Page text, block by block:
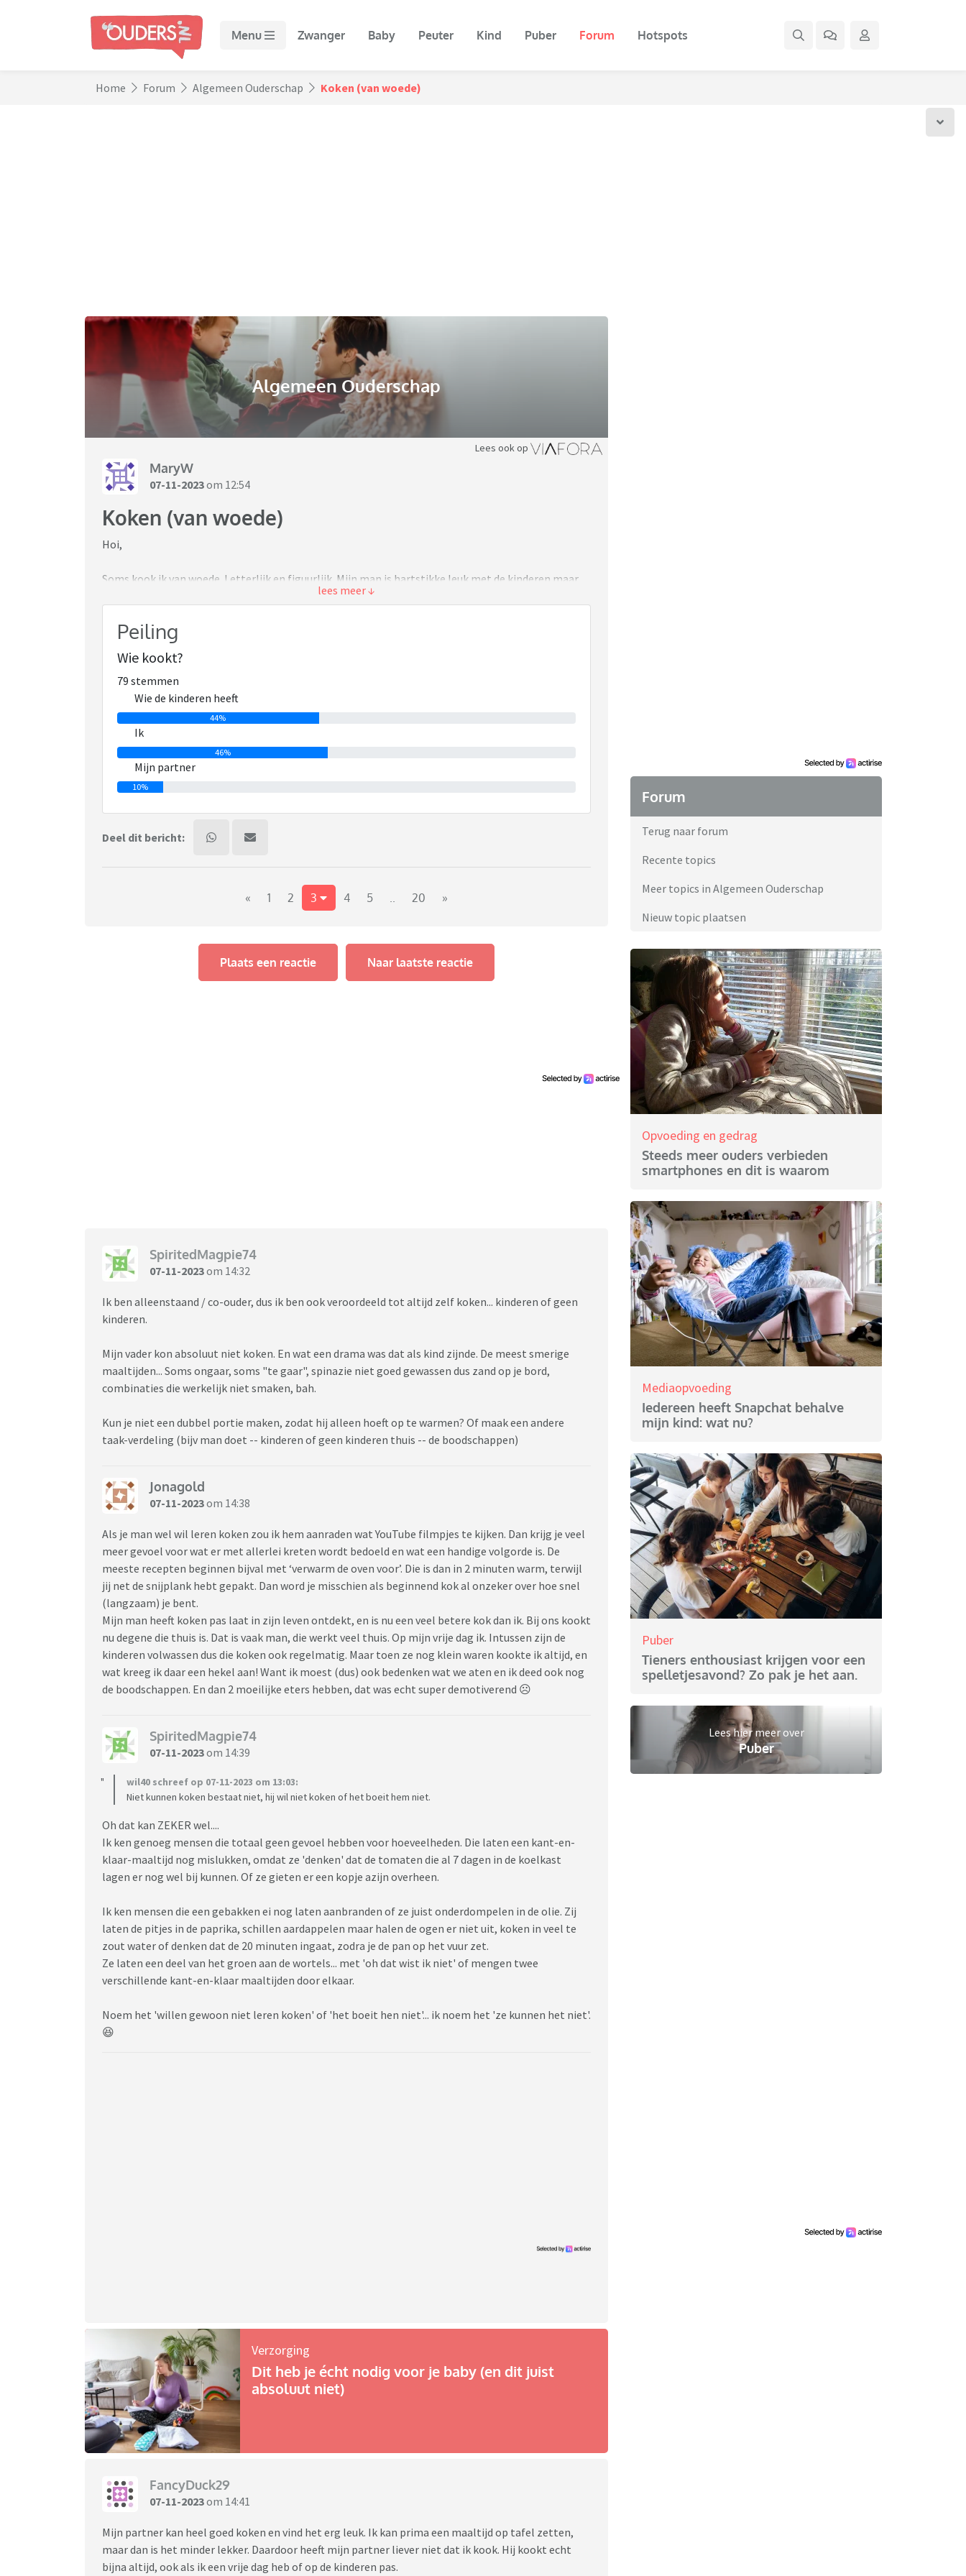
Menu Zwanger Baby Peuter Kind Puber Forum Hotspots
Home Forum Algemeen Ouderschap Koken (van woede)
Algemeen Ouderschap
Lees ook op
MaryW
07-11-2023om 12:54
Koken (van woede)
Hoi,
Soms kook ik van woede. Letterlijk en figuurlijk. Mijn man is hartstikke leuk met de kinderen maar
kan niet koken. Nog geen gebakken ei. Hij zorgt 2 dagen voor de kinderen als ik werk tot laat. Koken
Hoe doen jullie dat? Kookt diegene die de kinderen heeft of kookt 1 van jullie altijd?
Iemand ervaring met een kookcursus?
Peiling
Wie kookt?
79 stemmen
Wie de kinderen heeft
44%
Ik
46%
Mijn partner
10%
Deel dit bericht:
« 1 2 3 4 5 .. 20 »
Plaats een reactie Naar laatste reactie
SpiritedMagpie74
07-11-2023om 14:32
Ik ben alleenstaand / co-ouder, dus ik ben ook veroordeeld tot altijd zelf koken... kinderen of geen
kinderen.
Mijn vader kon absoluut niet koken. En wat een drama was dat als kind zijnde. De meest smerige
maaltijden... Soms ongaar, soms "te gaar", spinazie niet goed gewassen dus zand op je bord,
combinaties die werkelijk niet smaken, bah.
Kun je niet een dubbel portie maken, zodat hij alleen hoeft op te warmen? Of maak een andere
taak-verdeling (bijv man doet -- kinderen of geen kinderen thuis -- de boodschappen)
Jonagold
07-11-2023om 14:38
Als je man wel wil leren koken zou ik hem aanraden wat YouTube filmpjes te kijken. Dan krijg je veel
meer gevoel voor wat er met allerlei kreten wordt bedoeld en wat een handige volgorde is. De
meeste recepten beginnen bijval met ‘verwarm de oven voor’. Die is dan in 2 minuten warm, terwijl
jij net de snijplank hebt gepakt. Dan word je misschien als beginnend kok al onzeker over hoe snel
(langzaam) je bent.
Mijn man heeft koken pas laat in zijn leven ontdekt, en is nu een veel betere kok dan ik. Bij ons kookt
nu degene die thuis is. Dat is vaak man, die werkt veel thuis. Op mijn vrije dag ik. Intussen zijn de
kinderen volwassen dus die koken ook regelmatig. Maar toen ze nog klein waren kookte ik altijd, en
wat kreeg ik daar een hekel aan! Want ik moest (dus) ook bedenken wat we aten en ik deed ook nog
de boodschappen. En dan 2 moeilijke eters hebben, dat was echt super demotiverend ☹️
SpiritedMagpie74
07-11-2023om 14:39
wil40 schreef op 07-11-2023 om 13:03:
Niet kunnen koken bestaat niet, hij wil niet koken of het boeit hem niet.
Oh dat kan ZEKER wel....
Ik ken genoeg mensen die totaal geen gevoel hebben voor hoeveelheden. Die laten een kant-en-
klaar-maaltijd nog mislukken, omdat ze 'denken' dat de tomaten die al 7 dagen in de koelkast
lagen er nog wel bij kunnen. Of ze gieten er een kopje azijn overheen.
Ik ken mensen die een gebakken ei nog laten aanbranden of ze juist onderdompelen in de olie. Zij
laten de pitjes in de paprika, schillen aardappelen maar halen de ogen er niet uit, koken in veel te
zout water of denken dat de 20 minuten ingaat, zodra je de pan op het vuur zet.
Ze laten een deel van het groen aan de wortels... met 'oh dat wist ik niet' of mengen twee
verschillende kant-en-klaar maaltijden door elkaar.
Noem het 'willen gewoon niet leren koken' of 'het boeit hen niet'... ik noem het 'ze kunnen het niet'.
😆
Verzorging
Dit heb je écht nodig voor je baby (en dit juist
absoluut niet)
FancyDuck29
07-11-2023om 14:41
Mijn partner kan heel goed koken en vind het erg leuk. Ik kan prima een maaltijd op tafel zetten,
maar dan is het minder lekker. Daardoor heeft mijn partner liever niet dat ik kook. Hij kookt echt
bijna altijd, ook als ik een vrije dag heb of op de kinderen pas.
Forum
Terug naar forum
Recente topics
Meer topics in Algemeen Ouderschap
Nieuw topic plaatsen
Opvoeding en gedrag
Steeds meer ouders verbieden
smartphones en dit is waarom
Mediaopvoeding
Iedereen heeft Snapchat behalve
mijn kind: wat nu?
Puber
Tieners enthousiast krijgen voor een
spelletjesavond? Zo pak je het aan.
Lees hier meer over
Puber